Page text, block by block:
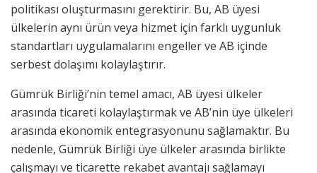
politikası oluşturmasını gerektirir. Bu, AB üyesi
ülkelerin aynı ürün veya hizmet için farklı uygunluk
standartları uygulamalarını engeller ve AB içinde
serbest dolaşımı kolaylaştırır.
Gümrük Birliği’nin temel amacı, AB üyesi ülkeler
arasında ticareti kolaylaştırmak ve AB’nin üye ülkeleri
arasında ekonomik entegrasyonunu sağlamaktır. Bu
nedenle, Gümrük Birliği üye ülkeler arasında birlikte
çalışmayı ve ticarette rekabet avantajı sağlamayı